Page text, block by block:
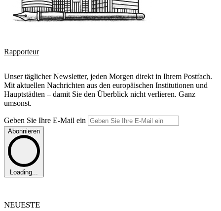
Rapporteur
Unser täglicher Newsletter, jeden Morgen direkt in Ihrem Postfach.
Mit aktuellen Nachrichten aus den europäischen Institutionen und
Hauptstädten – damit Sie den Überblick nicht verlieren. Ganz
umsonst.
Geben Sie Ihre E-Mail ein
Abonnieren
Loading...
NEUESTE